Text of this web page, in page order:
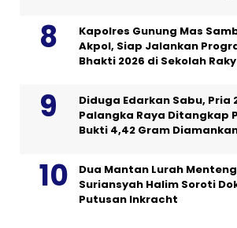
Kapolres Gunung Mas
Akpol, Siap Jalankan
Bhakti 2026 di Sekolah
Diduga Edarkan Sabu, Pria
Palangka Raya Ditangkap
Bukti 4,42 Gram
Dua Mantan Lurah
Suriansyah Halim Soroti
Putusan Inkracht